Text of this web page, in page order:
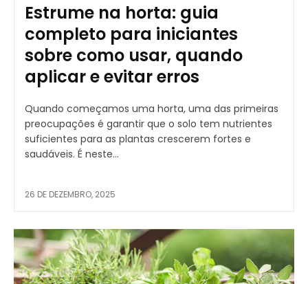
Estrume na horta: guia
completo para iniciantes
sobre como usar, quando
aplicar e evitar erros
Quando começamos uma horta, uma das primeiras
preocupações é garantir que o solo tem nutrientes
suficientes para as plantas crescerem fortes e
saudáveis. É neste...
26 DE DEZEMBRO, 2025